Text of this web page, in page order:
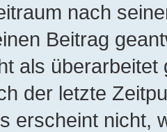
nach
Beitrag
als
der letzte
erscheint nicht,